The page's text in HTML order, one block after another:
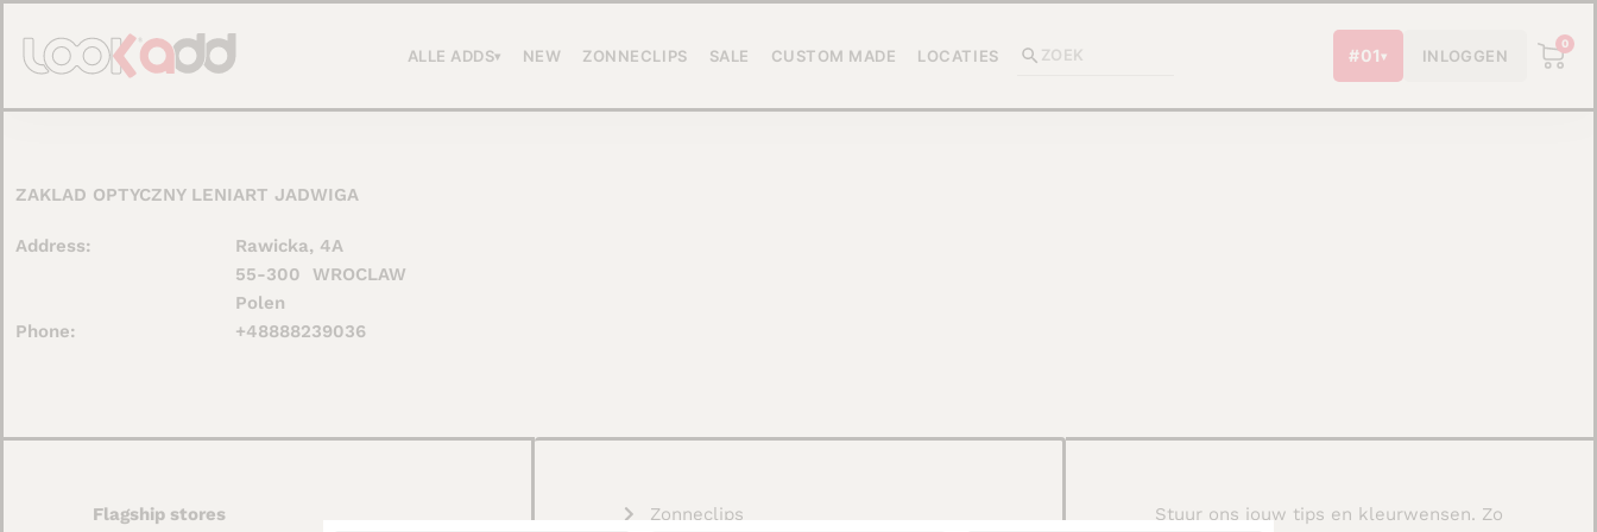
naar
ALLE ADDS▾ NEW ZONNECLIPS SALE CUSTOM MADE LOCATIES #01▾ INLOGGEN
0
ZAKLAD OPTYCZNY LENIART JADWIGA
Address:
Rawicka, 4A
55-300
WROCLAW
Polen
Phone:
+48888239036
Flagship stores
Zonneclips
Stuur ons jouw tips en kleurwensen. Zo